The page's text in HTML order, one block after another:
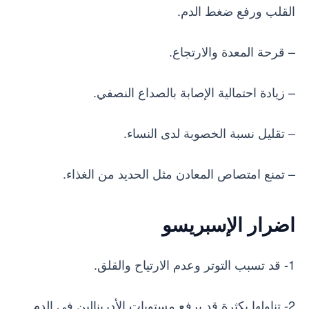
القلب ورفع ضغط الدم.
– قرحة المعدة والارتجاع.
– زيادة احتمالية الإصابة بالصداع النصفي.
– تقليل نسبة الخصوبة لدى النساء.
– تمنع امتصاص المعادن مثل الحديد من الغذاء.
اضرار الإسبريسو
1- قد تسبب التوتر وعدم الارتياح والقلق.
2- تناولها بكثرة قد يرفع مستويات الأدرينالين في الدم.